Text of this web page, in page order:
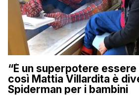
“È un superpotere
così Mattia Villardita è
Spiderman per i bambini